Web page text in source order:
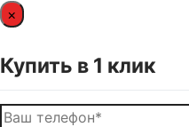
×
Купить в 1 клик